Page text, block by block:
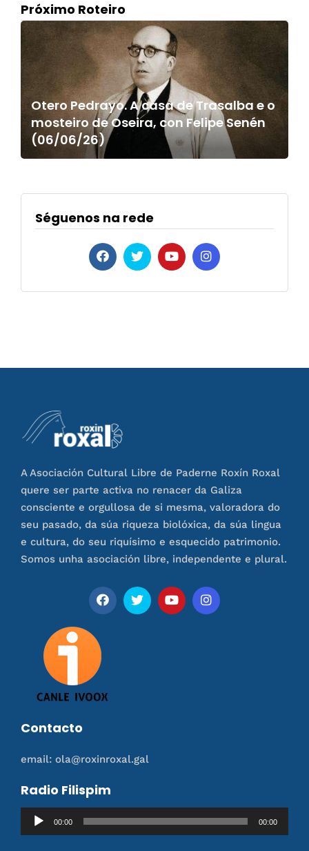
Próximo Roteiro
Otero Pedrayo. A casa de Trasalba e o
mosteiro de Oseira, con Felipe Senén
(06/06/26)
Séguenos na rede
A Asociación Cultural Libre de Paderne Roxín Roxal
quere ser parte activa no renacer da Galiza
consciente e orgullosa de si mesma, valoradora do
seu pasado, da súa riqueza biolóxica, da súa lingua
e cultura, do seu riquísimo e esquecido patrimonio.
Somos unha asociación libre, independente e plural.
Contacto
email: ola@roxinroxal.gal
Radio Filispim
Reproductor
de
00:00 00:00